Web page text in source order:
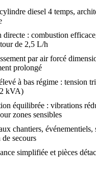
diesel 4 temps,
directe : combustion
de 2,5 L/h
par air forcé
prolongé
à bas régime : tension
kVA)
équilibrée : vibrations
zones sensibles
chantiers, événementiels,
secours
simplifiée et pièces